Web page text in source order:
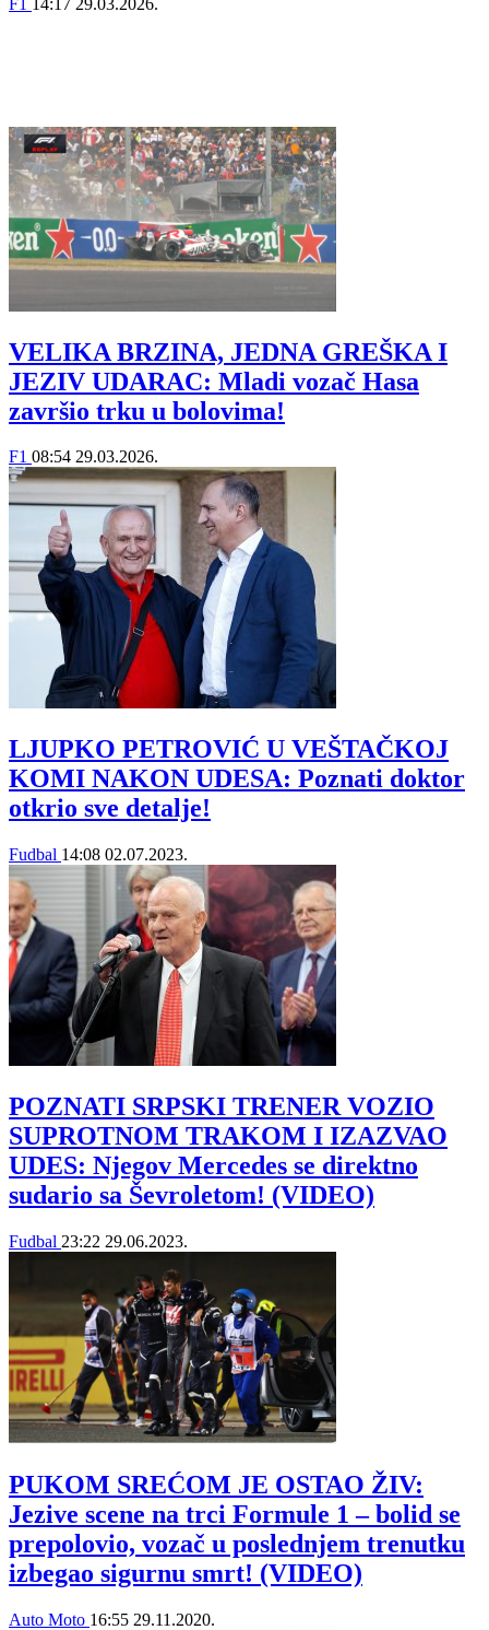
F1 14:17 29.03.2026.
VELIKA BRZINA, JEDNA GREŠKA I
JEZIV UDARAC: Mladi vozač Hasa
završio trku u bolovima!
F1 08:54 29.03.2026.
LJUPKO PETROVIĆ U VEŠTAČKOJ
KOMI NAKON UDESA: Poznati doktor
otkrio sve detalje!
Fudbal 14:08 02.07.2023.
POZNATI SRPSKI TRENER VOZIO
SUPROTNOM TRAKOM I IZAZVAO
UDES: Njegov Mercedes se direktno
sudario sa Ševroletom! (VIDEO)
Fudbal 23:22 29.06.2023.
PUKOM SREĆOM JE OSTAO ŽIV:
Jezive scene na trci Formule 1 – bolid se
prepolovio, vozač u poslednjem trenutku
izbegao sigurnu smrt! (VIDEO)
Auto Moto 16:55 29.11.2020.